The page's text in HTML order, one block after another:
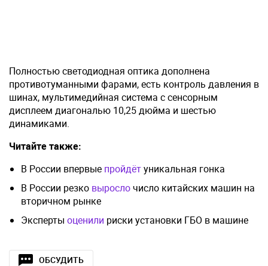
Полностью светодиодная оптика дополнена
противотуманными фарами, есть контроль давления в
шинах, мультимедийная система с сенсорным
дисплеем диагональю 10,25 дюйма и шестью
динамиками.
Читайте также:
В России впервые пройдётуникальная гонка
В России резко вырослочисло китайских машин на
вторичном рынке
Эксперты оценили риски установки ГБО в машине
ОБСУДИТЬ